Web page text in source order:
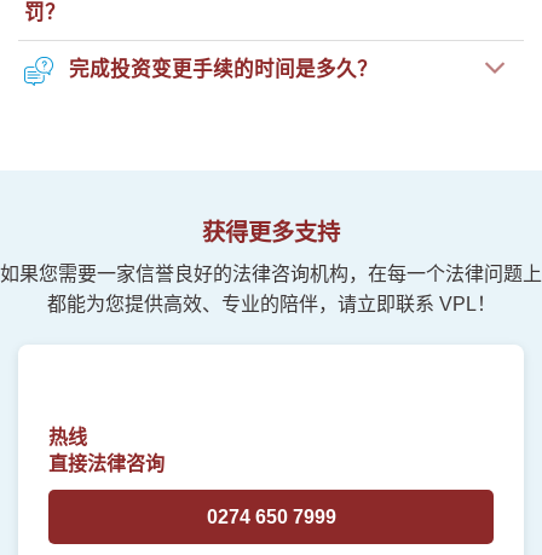
罚？
完成投资变更手续的时间是多久？
获得更多支持
如果您需要一家信誉良好的法律咨询机构，在每一个法律问题上
都能为您提供高效、专业的陪伴，请立即联系 VPL！
热线
直接法律咨询
0274 650 7999